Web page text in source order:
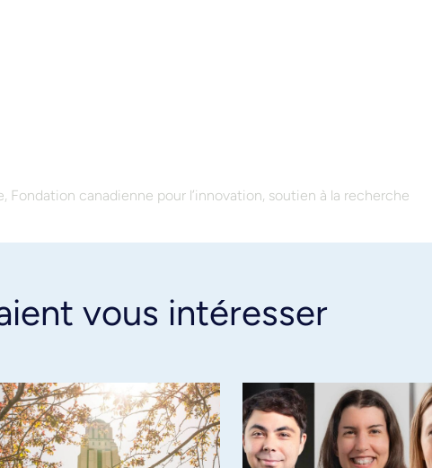
, Fondation canadienne pour l’innovation, soutien à la recherche
vous intéresser